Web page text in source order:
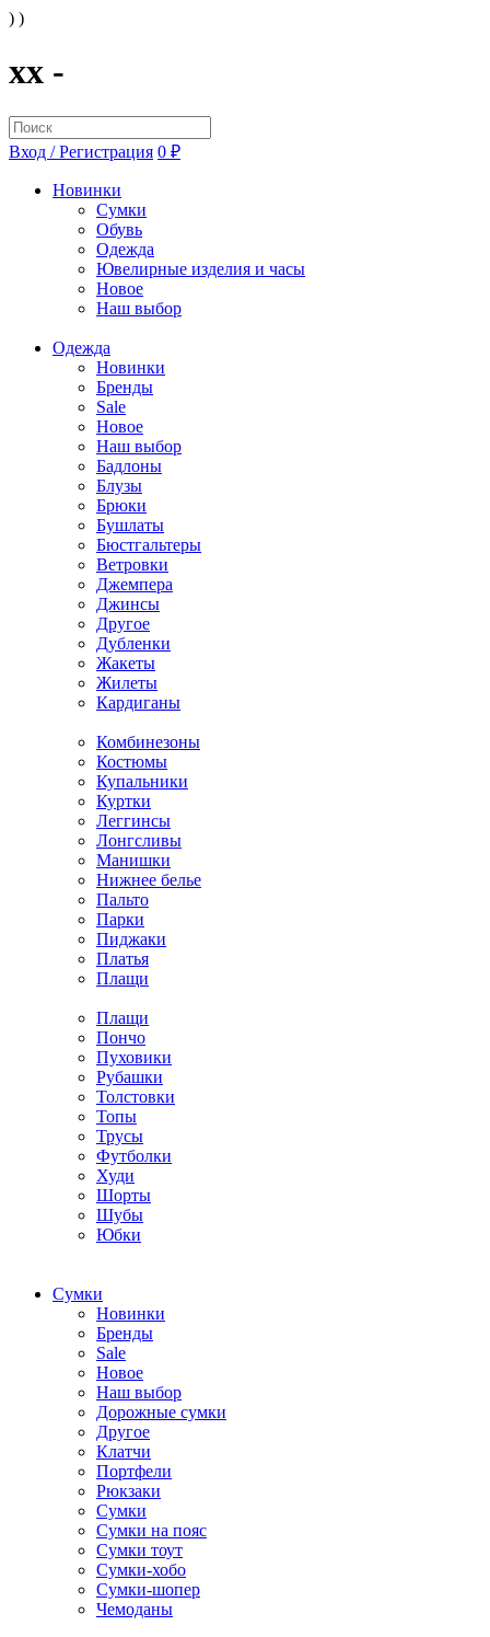
) )
xx -
Вход / Регистрация 0 ₽
Новинки
Сумки
Обувь
Одежда
Ювелирные изделия и часы
Новое
Наш выбор
Одежда
Новинки
Бренды
Sale
Новое
Наш выбор
Бадлоны
Блузы
Брюки
Бушлаты
Бюстгальтеры
Ветровки
Джемпера
Джинсы
Другое
Дубленки
Жакеты
Жилеты
Кардиганы
Комбинезоны
Костюмы
Купальники
Куртки
Леггинсы
Лонгсливы
Манишки
Нижнее белье
Пальто
Парки
Пиджаки
Платья
Плащи
Плащи
Пончо
Пуховики
Рубашки
Толстовки
Топы
Трусы
Футболки
Худи
Шорты
Шубы
Юбки
Cумки
Новинки
Бренды
Sale
Новое
Наш выбор
Дорожные сумки
Другое
Клатчи
Портфели
Рюкзаки
Сумки
Сумки на пояс
Сумки тоут
Сумки-хобо
Сумки-шопер
Чемоданы